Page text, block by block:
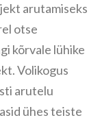
arutamiseks
otse
kõrvale lühike
Volikogus
arutelu
ühes teiste